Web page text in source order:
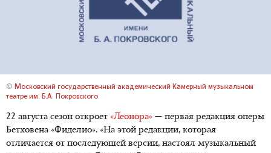
© Московский государственный академический Камерный музыкальном
театре им. Б.А. Покровского
22 августа сезон откроет «Леонора» — первая редакция оперы
Бетховена «Фиделио». «На этой редакции, которая
отличается от последующей версии, настоял музыкальный